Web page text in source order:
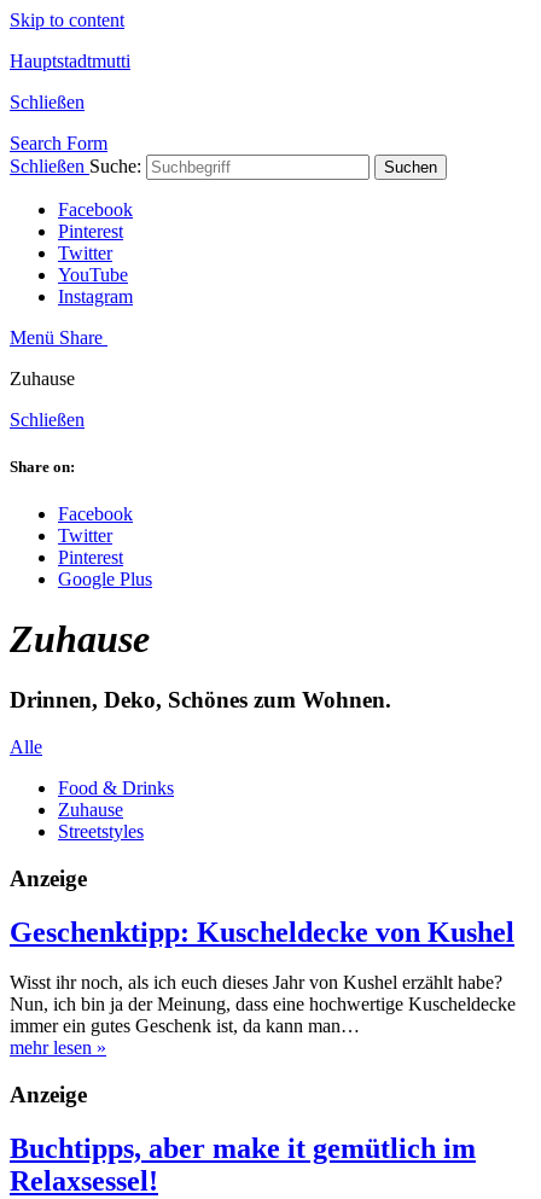
Skip to content
Hauptstadtmutti
Schließen
Search Form
Schließen Suche: Suchen
Facebook
Pinterest
Twitter
YouTube
Instagram
Menü Share
Zuhause
Schließen
Share on:
Facebook
Twitter
Pinterest
Google Plus
Zuhause
Drinnen, Deko, Schönes zum Wohnen.
Alle
Food & Drinks
Zuhause
Streetstyles
Anzeige
Geschenktipp: Kuscheldecke von Kushel
Wisst ihr noch, als ich euch dieses Jahr von Kushel erzählt habe?
Nun, ich bin ja der Meinung, dass eine hochwertige Kuscheldecke
immer ein gutes Geschenk ist, da kann man…
mehr lesen »
Anzeige
Buchtipps, aber make it gemütlich im
Relaxsessel!